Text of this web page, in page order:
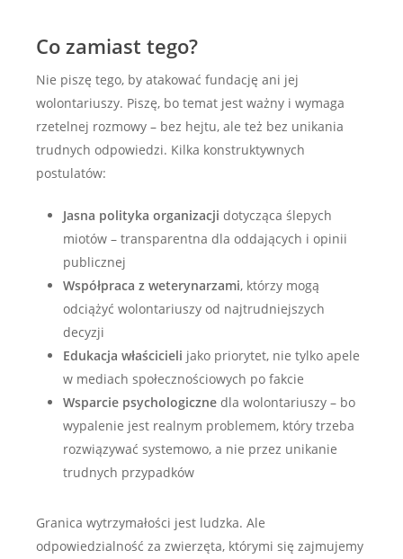
Co zamiast tego?
Nie piszę tego, by atakować fundację ani jej
wolontariuszy. Piszę, bo temat jest ważny i wymaga
rzetelnej rozmowy – bez hejtu, ale też bez unikania
trudnych odpowiedzi. Kilka konstruktywnych
postulatów:
Jasna polityka organizacji dotycząca ślepych
miotów – transparentna dla oddających i opinii
publicznej
Współpraca z weterynarzami, którzy mogą
odciążyć wolontariuszy od najtrudniejszych
decyzji
Edukacja właścicieli jako priorytet, nie tylko apele
w mediach społecznościowych po fakcie
Wsparcie psychologiczne dla wolontariuszy – bo
wypalenie jest realnym problemem, który trzeba
rozwiązywać systemowo, a nie przez unikanie
trudnych przypadków
Granica wytrzymałości jest ludzka. Ale
odpowiedzialność za zwierzęta, którymi się zajmujemy